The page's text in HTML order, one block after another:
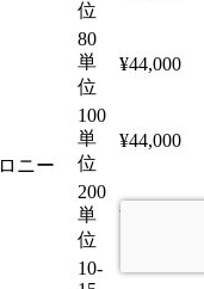
位
80
単
位
¥44,000
ニー
100
単
位
¥44,000
200
単
位
¥79,600
10-